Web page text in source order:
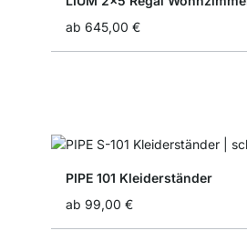
ab 645,00 €
PIPE 101 Kleiderständer
ab 99,00 €